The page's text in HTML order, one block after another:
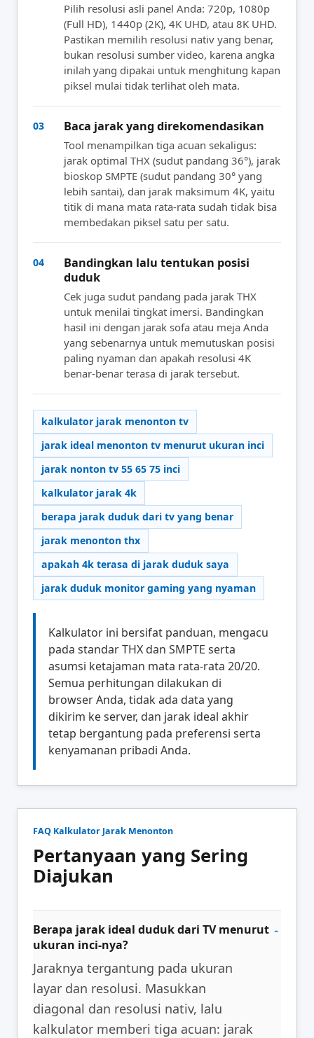
Pilih resolusi asli panel Anda: 720p, 1080p
(Full HD), 1440p (2K), 4K UHD, atau 8K UHD.
Pastikan memilih resolusi nativ yang benar,
bukan resolusi sumber video, karena angka
inilah yang dipakai untuk menghitung kapan
piksel mulai tidak terlihat oleh mata.
03 Baca jarak yang direkomendasikan
Tool menampilkan tiga acuan sekaligus:
jarak optimal THX (sudut pandang 36°), jarak
bioskop SMPTE (sudut pandang 30° yang
lebih santai), dan jarak maksimum 4K, yaitu
titik di mana mata rata-rata sudah tidak bisa
membedakan piksel satu per satu.
04
Bandingkan lalu tentukan posisi
duduk
Cek juga sudut pandang pada jarak THX
untuk menilai tingkat imersi. Bandingkan
hasil ini dengan jarak sofa atau meja Anda
yang sebenarnya untuk memutuskan posisi
paling nyaman dan apakah resolusi 4K
benar-benar terasa di jarak tersebut.
kalkulator jarak menonton tv
jarak ideal menonton tv menurut ukuran inci
jarak nonton tv 55 65 75 inci
kalkulator jarak 4k
berapa jarak duduk dari tv yang benar
jarak menonton thx
apakah 4k terasa di jarak duduk saya
jarak duduk monitor gaming yang nyaman
Kalkulator ini bersifat panduan, mengacu
pada standar THX dan SMPTE serta
asumsi ketajaman mata rata-rata 20/20.
Semua perhitungan dilakukan di
browser Anda, tidak ada data yang
dikirim ke server, dan jarak ideal akhir
tetap bergantung pada preferensi serta
kenyamanan pribadi Anda.
FAQ Kalkulator Jarak Menonton
Pertanyaan yang Sering
Diajukan
Berapa jarak ideal duduk dari TV menurut
ukuran inci-nya?
Jaraknya tergantung pada ukuran
layar dan resolusi. Masukkan
diagonal dan resolusi nativ, lalu
kalkulator memberi tiga acuan: jarak